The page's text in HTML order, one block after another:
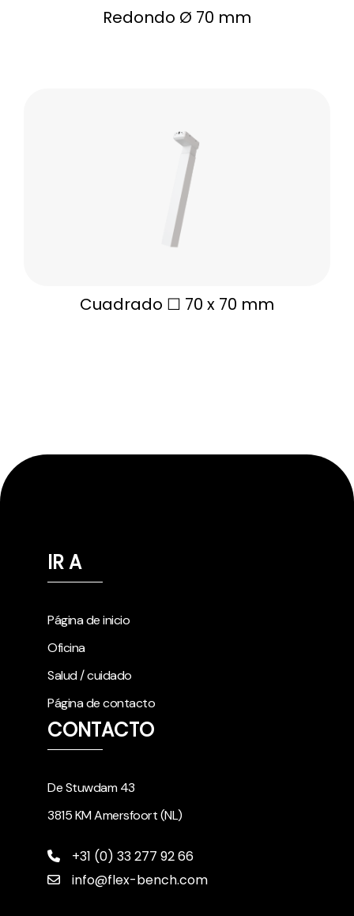
Redondo Ø 70 mm
Cuadrado ☐ 70 x 70 mm
IR A
Página de inicio
Oficina
Salud / cuidado
Página de contacto
CONTACTO
De Stuwdam 43
3815 KM Amersfoort (NL)
+31 (0) 33 277 92 66
info@flex-bench.com